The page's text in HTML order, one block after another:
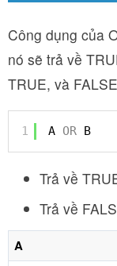
Công dụng của
nó sẽ trả về
TRUE, và
1 A OR B
Trả về
Trả về
A